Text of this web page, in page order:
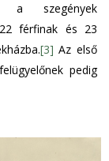
a szegények
férfinak és 23
[3] Az első
pedig